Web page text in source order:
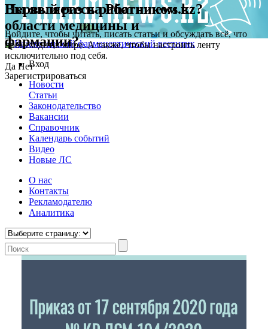
Первый раз на Pharmnews.kz?
Войдите, чтобы читать, писать статьи и обсуждать всё, что
происходит в мире. А также, чтобы настроить ленту
исключительно под себя.
Зарегистрироваться
Вы являетесь работником в
области медицины и
фармации?
Да НетВход
Новости
Статьи
Законодательство
Вакансии
Справочник
Календарь событий
Видео
Новые ЛС
О нас
Контакты
Рекламодателю
Аналитика